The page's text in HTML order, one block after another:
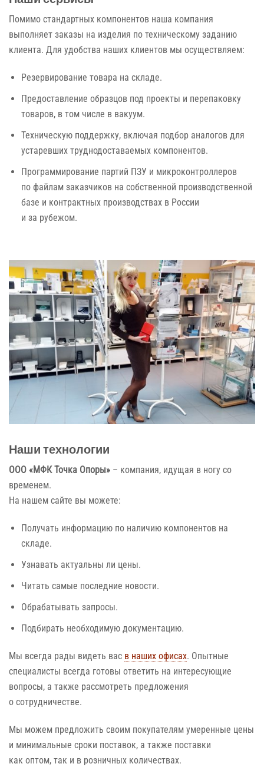
Помимо стандартных компонентов наша компания
выполняет заказы на изделия по техническому заданию
клиента. Для удобства наших клиентов мы осуществляем:
Резервирование товара на складе.
Предоставление образцов под проекты и перепаковку
товаров, в том числе в вакуум.
Техническую поддержку, включая подбор аналогов для
устаревших труднодоставаемых компонентов.
Программирование партий ПЗУ и микроконтроллеров
по файлам заказчиков на собственной производственной
базе и контрактных производствах в России
и за рубежом.
Наши технологии
ООО «МФК Точка Опоры» – компания, идущая в ногу со
временем.
На нашем сайте вы можете:
Получать информацию по наличию компонентов на
складе.
Узнавать актуальны ли цены.
Читать самые последние новости.
Обрабатывать запросы.
Подбирать необходимую документацию.
Мы всегда рады видеть вас в наших офисах. Опытные
специалисты всегда готовы ответить на интересующие
вопросы, а также рассмотреть предложения
о сотрудничестве.
Мы можем предложить своим покупателям умеренные цены
и минимальные сроки поставок, а также поставки
как оптом, так и в розничных количествах.